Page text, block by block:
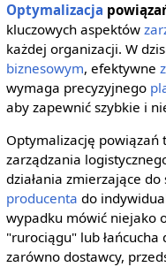
Optymalizacja
kluczowych aspektów
każdej organizacji. W
biznesowym, efektywne
wymaga precyzyjnego
aby zapewnić szybkie i
Optymalizację powiązań
zarządzania
działania zmierzające
producenta do
wypadku mówić niejako
"rurociągu" lub
zarówno dostawcy,